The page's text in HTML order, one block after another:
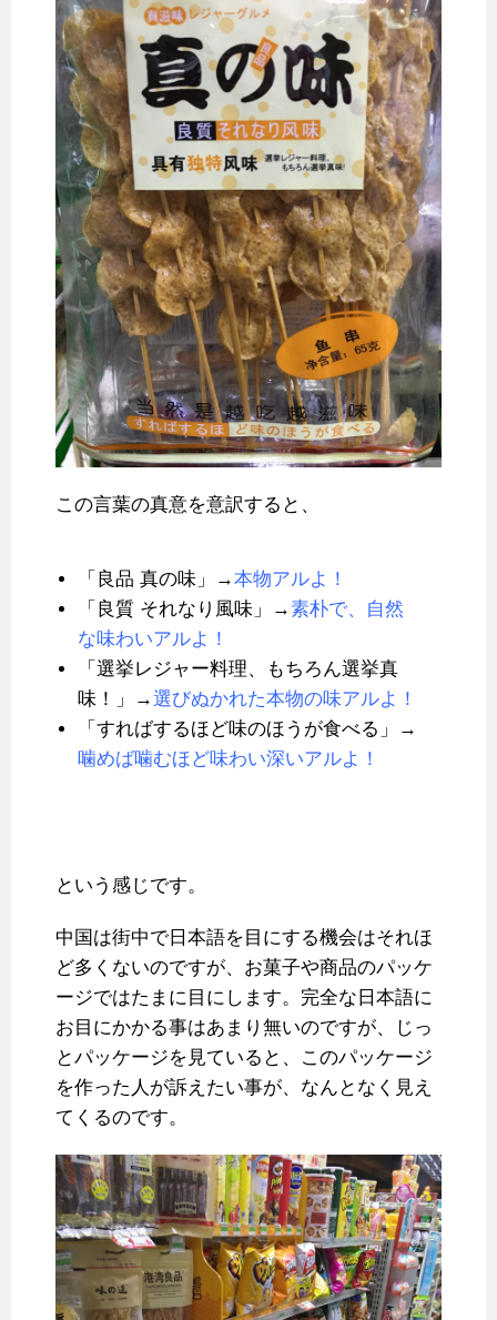
この言葉の真意を意訳すると、
「良品 真の味」→本物アルよ！
「良質 それなり風味」→素朴で、自然
な味わいアルよ！
「選挙レジャー料理、もちろん選挙真
味！」→選びぬかれた本物の味アルよ！
「すればするほど味のほうが食べる」→
噛めば噛むほど味わい深いアルよ！
という感じです。
中国は街中で日本語を目にする機会はそれほ
ど多くないのですが、お菓子や商品のパッケ
ージではたまに目にします。完全な日本語に
お目にかかる事はあまり無いのですが、じっ
とパッケージを見ていると、このパッケージ
を作った人が訴えたい事が、なんとなく見え
てくるのです。